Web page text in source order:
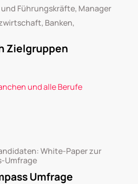
Führungskräfte, Manager
Banken,
Zielgruppen
und alle Berufe
White-Paper zur
Umfrage
Umfrage